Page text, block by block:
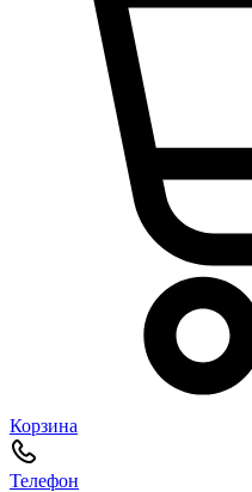
Корзина
Телефон